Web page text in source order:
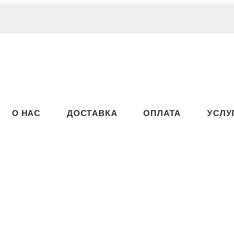
О НАС ДОСТАВКА ОПЛАТА